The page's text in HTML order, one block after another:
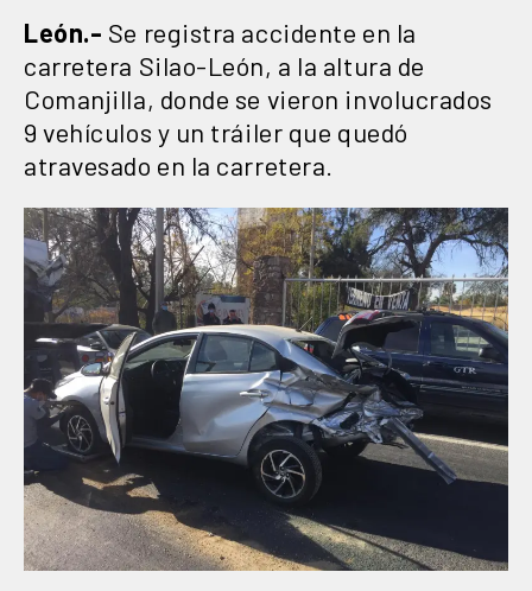
León.- Se registra accidente en la
carretera Silao-León, a la altura de
Comanjilla, donde se vieron involucrados
9 vehículos y un tráiler que quedó
atravesado en la carretera.